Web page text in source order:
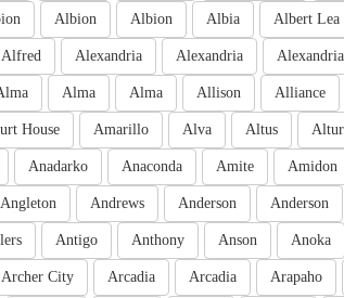
Albert Lea
Albia
Albion
Albion
Alexandria
Alexandria
Alexandria
Alfred
Alliance
Allison
Alma
Alma
Altus
Alva
Amarillo
House
Amidon
Amite
Anaconda
Anadarko
Anderson
Anderson
Andrews
Angleton
Anoka
Anson
Anthony
Antigo
Arapaho
Arcadia
Arcadia
Archer City